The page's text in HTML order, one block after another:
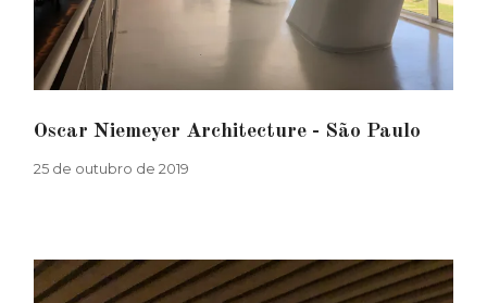
Oscar Niemeyer Architecture - São Paulo
25 de outubro de 2019